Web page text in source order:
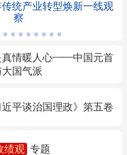
云南
传统产业转型焕新一线观
察
真情暖人心——中国元首
国气派
平谈治国理政》第五卷
绩观 专题